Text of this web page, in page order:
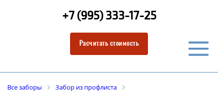
+7 (995) 333-17-25
Расчитать стоимость
Все заборы
Забор из профлиста